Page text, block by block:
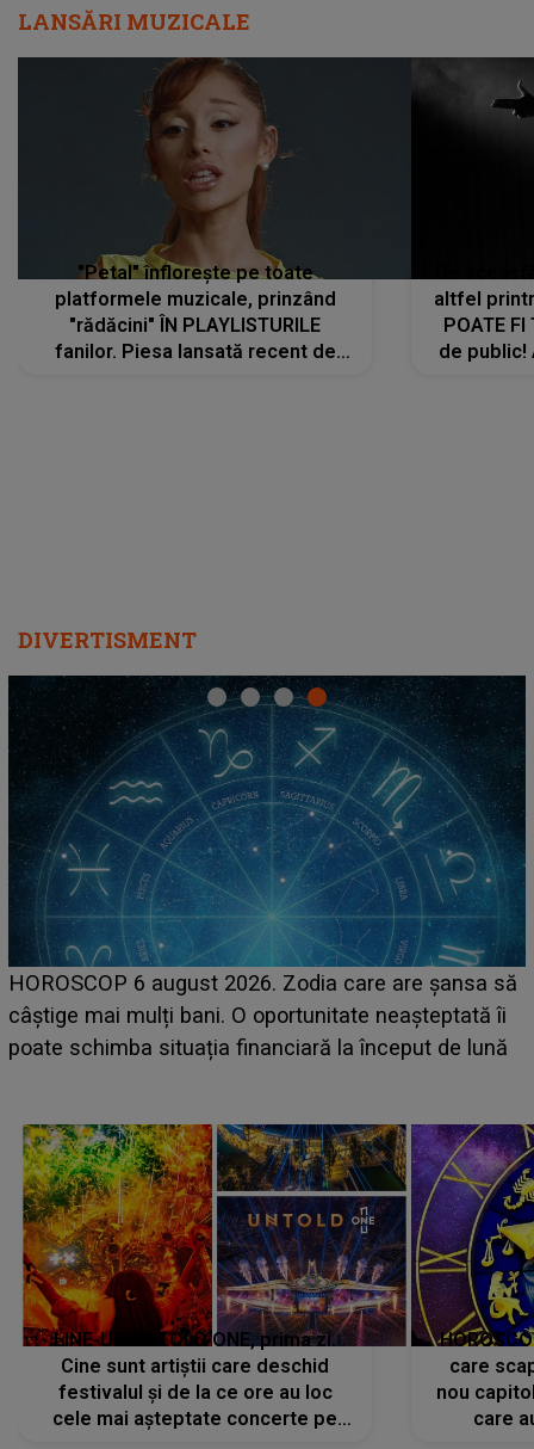
LANSĂRI MUZICALE
"Petal" înflorește pe toate
platformele muzicale, prinzând
"rădăcini" ÎN PLAYLISTURILE
fanilor. Piesa lansată recent de
altfel
POATE FI
de public!
DIVERTISMENT
6 august 2026. Zodia care are șansa să
mulți bani. O oportunitate neașteptată îi
situația financiară la început de lună
LINE-UP
scena
suedeză a
LINE-UP UNTOLD ONE, prima zi.
Cine sunt artiștii care deschid
festivalul și de la ce ore au loc
cele mai așteptate concerte pe
care
nou
care